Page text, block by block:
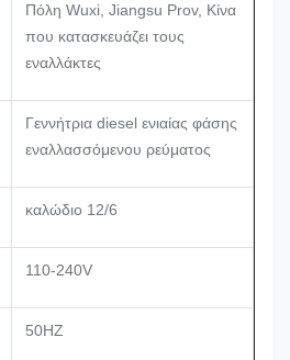
Πόλη Wuxi, Jiangsu Prov, Κίνα
που κατασκευάζει τους
εναλλάκτες
Γεννήτρια diesel ενιαίας φάσης
εναλλασσόμενου ρεύματος
καλώδιο 12/6
110-240V
50HZ